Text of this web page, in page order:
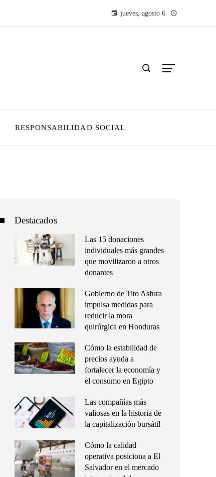
jueves, agosto 6
RESPONSABILIDAD SOCIAL
Destacados
Las 15 donaciones
individuales más grandes
que movilizaron a otros
donantes
Gobierno de Tito Asfura
impulsa medidas para
reducir la mora
quirúrgica en Honduras
Cómo la estabilidad de
precios ayuda a
fortalecer la economía y
el consumo en Egipto
Las compañías más
valiosas en la historia de
la capitalización bursátil
Cómo la calidad
operativa posiciona a El
Salvador en el mercado